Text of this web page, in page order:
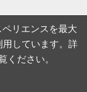
リエンスを最大
しています。詳
ください。